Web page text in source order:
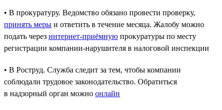
• В прокуратуру. Ведомство обязано провести проверку,
принять меры и ответить в течение месяца. Жалобу можно
подать через интернет-приёмную прокуратуры по месту
регистрации компании-нарушителя в налоговой инспекции
• В Роструд. Служба следит за тем, чтобы компании
соблюдали трудовое законодательство. Обратиться
в надзорный орган можно онлайн